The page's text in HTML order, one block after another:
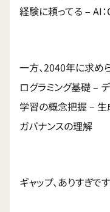
経験に頼ってる – AI
一方、2040年に求め
ログラミング基礎 –
学習の概念把握 –
ガバナンスの理解
ギャップ、ありすぎで